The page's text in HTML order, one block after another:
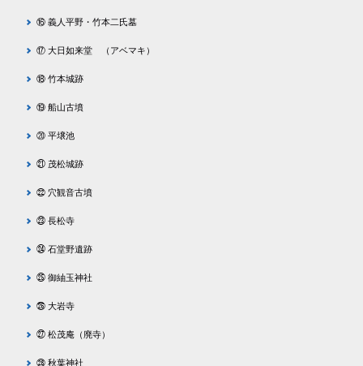
⑯ 義人平野・竹本二氏墓
⑰ 大日如来堂 （アベマキ）
⑱ 竹本城跡
⑲ 船山古墳
⑳ 平壌池
㉑ 茂松城跡
㉒ 穴観音古墳
㉓ 長松寺
㉔ 石堂野遺跡
㉕ 御紬玉神社
㉖ 大岩寺
㉗ 松茂庵（廃寺）
㉘ 秋葉神社